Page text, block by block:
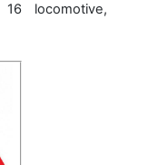
locomotive,